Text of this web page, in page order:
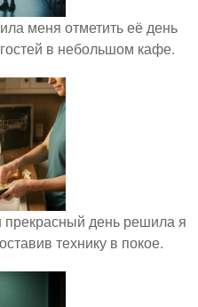
меня отметить её день
в небольшом кафе.
прекрасный день решила я
технику в покое.